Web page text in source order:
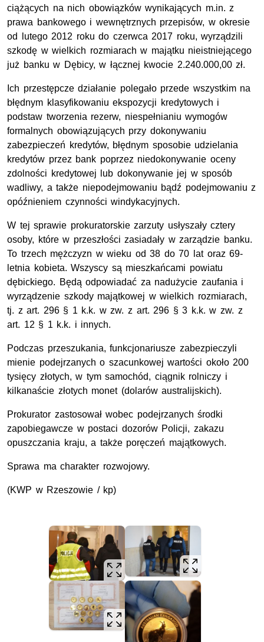
ciążących na nich obowiązków wynikających m.in. z
prawa bankowego i wewnętrznych przepisów, w okresie
od lutego 2012 roku do czerwca 2017 roku, wyrządzili
szkodę w wielkich rozmiarach w majątku nieistniejącego
już banku w Dębicy, w łącznej kwocie 2.240.000,00 zł.
Ich przestępcze działanie polegało przede wszystkim na
błędnym klasyfikowaniu ekspozycji kredytowych i
podstaw tworzenia rezerw, niespełnianiu wymogów
formalnych obowiązujących przy dokonywaniu
zabezpieczeń kredytów, błędnym sposobie udzielania
kredytów przez bank poprzez niedokonywanie oceny
zdolności kredytowej lub dokonywanie jej w sposób
wadliwy, a także niepodejmowaniu bądź podejmowaniu z
opóźnieniem czynności windykacyjnych.
W tej sprawie prokuratorskie zarzuty usłyszały cztery
osoby, które w przeszłości zasiadały w zarządzie banku.
To trzech mężczyzn w wieku od 38 do 70 lat oraz 69-
letnia kobieta. Wszyscy są mieszkańcami powiatu
dębickiego. Będą odpowiadać za nadużycie zaufania i
wyrządzenie szkody majątkowej w wielkich rozmiarach,
tj. z art. 296 § 1 k.k. w zw. z art. 296 § 3 k.k. w zw. z
art. 12 § 1 k.k. i innych.
Podczas przeszukania, funkcjonariusze zabezpieczyli
mienie podejrzanych o szacunkowej wartości około 200
tysięcy złotych, w tym samochód, ciągnik rolniczy i
kilkanaście złotych monet (dolarów australijskich).
Prokurator zastosował wobec podejrzanych środki
zapobiegawcze w postaci dozorów Policji, zakazu
opuszczania kraju, a także poręczeń majątkowych.
Sprawa ma charakter rozwojowy.
(KWP w Rzeszowie / kp)